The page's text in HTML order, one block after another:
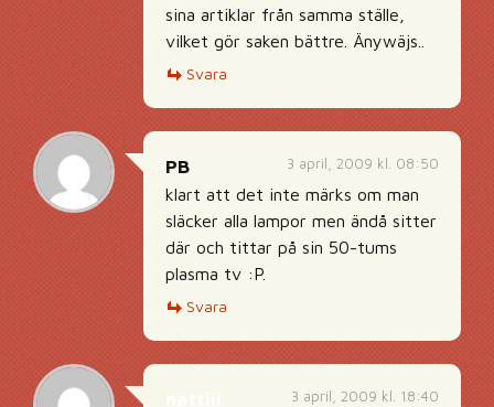
sina artiklar från samma ställe,
vilket gör saken bättre. Änywäjs..
Svara
3 april, 2009 kl. 08:50
PB
klart att det inte märks om man
släcker alla lampor men ändå sitter
där och tittar på sin 50-tums
plasma tv :P.
Svara
3 april, 2009 kl. 18:40